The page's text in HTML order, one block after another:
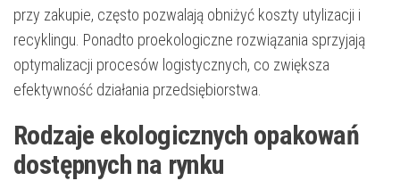
przy zakupie, często pozwalają obniżyć koszty utylizacji i
recyklingu. Ponadto proekologiczne rozwiązania sprzyjają
optymalizacji procesów logistycznych, co zwiększa
efektywność działania przedsiębiorstwa.
Rodzaje ekologicznych opakowań
dostępnych na rynku